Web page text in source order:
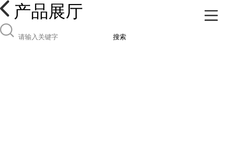
产品展厅
搜索